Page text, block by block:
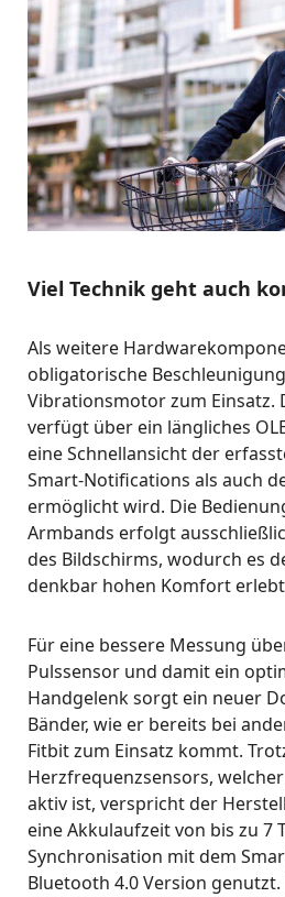
Viel Technik geht auch
Als weitere
obligatorische
Vibrationsmotor zum Einsatz.
verfügt über ein längliches
eine Schnellansicht der
Smart-Notifications als auch
ermöglicht wird. Die
Armbands erfolgt
des Bildschirms, wodurch es
denkbar hohen Komfort
Für eine bessere Messung
Pulssensor und damit ein
Handgelenk sorgt ein neuer
Bänder, wie er bereits bei
Fitbit zum Einsatz kommt.
Herzfrequenzsensors,
aktiv ist, verspricht der
eine Akkulaufzeit von bis zu 7
Synchronisation mit dem
Bluetooth 4.0 Version